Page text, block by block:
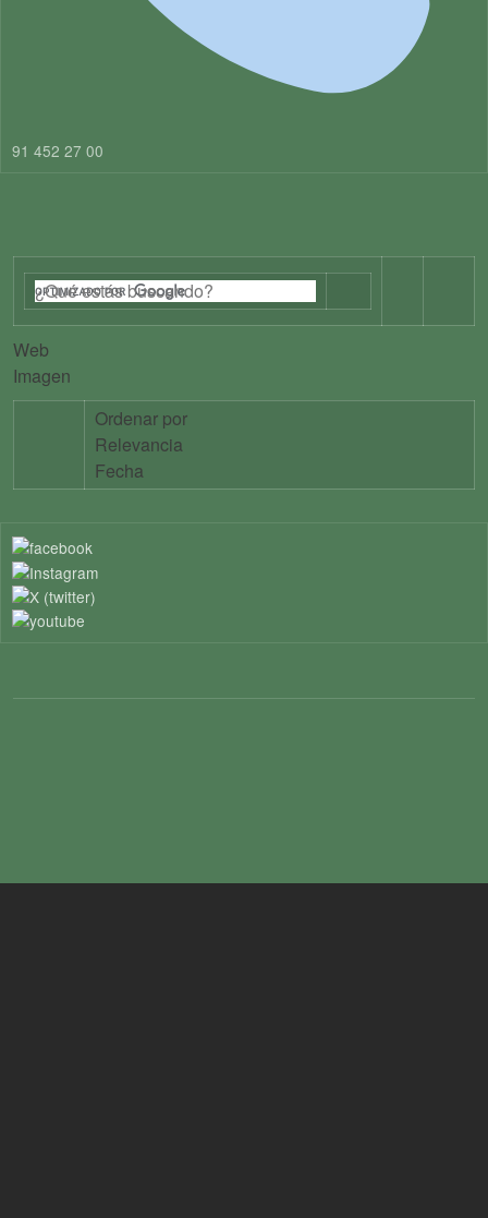
91 452 27 00
Web
Imagen
Ordenar por
Relevancia
Fecha